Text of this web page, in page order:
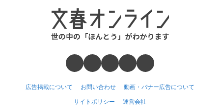
広告掲載について お問い合わせ 動画・バナー広告について
サイトポリシー 運営会社